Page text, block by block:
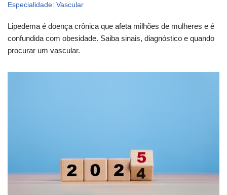
Especialidade: Vascular
Lipedema é doença crônica que afeta milhões de mulheres e é
confundida com obesidade. Saiba sinais, diagnóstico e quando
procurar um vascular.